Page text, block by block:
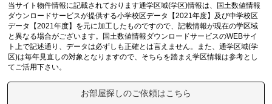
当サイト物件情報に記載されております通学区域(学区)情報は、国土数値情報
ダウンロードサービスが提供する小学校区データ【2021年度】及び中学校区
データ【2021年度】を元に加工したものですので、記載情報が現在の学区域
と異なる場合がございます。国土数値情報ダウンロードサービスのWEBサイ
ト上で記述通り、データは必ずしも正確とは言えません。また、通学区域(学
区)は毎年見直しの対象となりますので、そちらを踏まえ学区情報は参考とし
てご活用下さい。
お部屋探しのご依頼はこちら